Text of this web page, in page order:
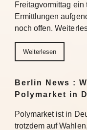
Freitagvormittag
Ermittlungen
noch offen.
Weiterlesen
Berlin News :
Polymarket in
Polymarket ist in
trotzdem auf